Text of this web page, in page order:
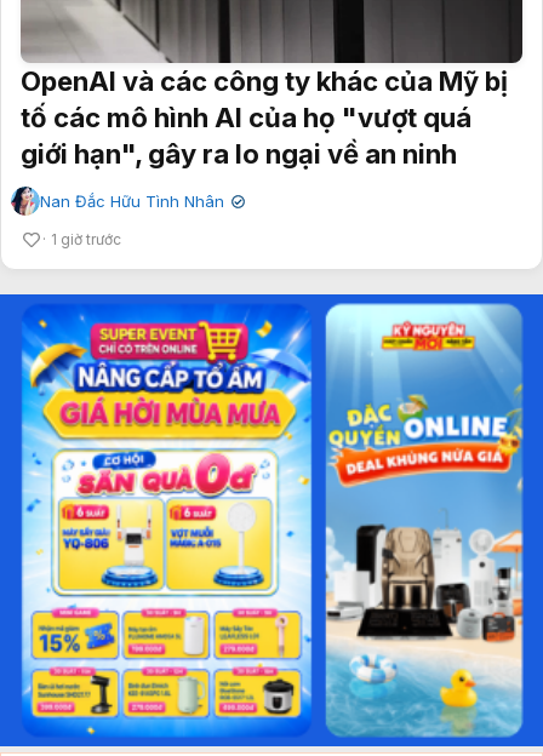
OpenAI và các công ty khác của Mỹ bị
tố các mô hình AI của họ "vượt quá
giới hạn", gây ra lo ngại về an ninh
Nan Đắc Hữu Tình Nhân ✔
1 giờ trước